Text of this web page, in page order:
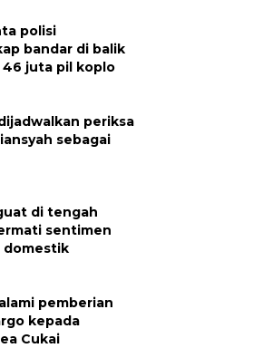
polisi
bandar di balik
46 juta pil koplo
periksa
sebagai
di tengah
sentimen
domestik
pemberian
kepada
Cukai